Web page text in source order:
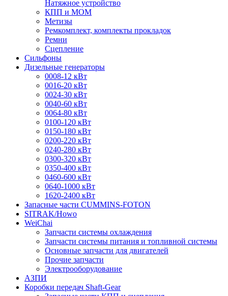
Натяжное устройство
КПП и МОМ
Метизы
Ремкомплект, комплекты прокладок
Ремни
Сцепление
Сильфоны
Дизельные генераторы
0008-12 кВт
0016-20 кВт
0024-30 кВт
0040-60 кВт
0064-80 кВт
0100-120 кВт
0150-180 кВт
0200-220 кВт
0240-280 кВт
0300-320 кВт
0350-400 кВт
0460-600 кВт
0640-1000 кВт
1620-2400 кВт
Запасные части CUMMINS-FOTON
SITRAK/Howo
WeiChai
Запчасти системы охлаждения
Запчасти системы питания и топливной системы
Основные запчасти для двигателей
Прочие запчасти
Электрооборудование
АЗПИ
Коробки передач Shaft-Gear